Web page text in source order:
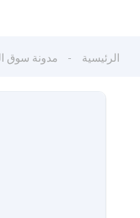
الرئيسية مدونة سوق